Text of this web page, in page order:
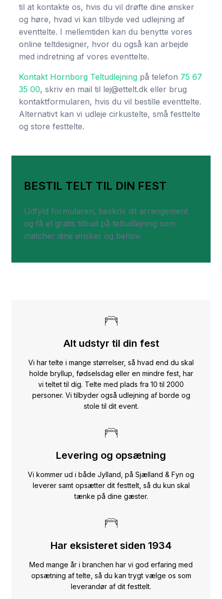
til at kontakte os, hvis du vil drøfte dine ønsker
og høre, hvad vi kan tilbyde ved udlejning af
eventtelte. I mellemtiden kan du benytte vores
online teltdesigner, hvor du også kan arbejde
med indretning af vores eventtelte.
Kontakt Hornborg Teltudlejning på telefon 75 67
35 00, skriv en mail til lej@ettelt.dk eller brug
kontaktformularen, hvis du vil bestille eventtelte.
Alternativt kan vi udleje cirkustelte, små festtelte
og store festtelte.
BESTIL TELT TIL DIN FEST
Udfyld formularen, beskriv dit arrangement
og få et gratis tilbud på teltudlejning som
matcher dine ønsker og behov.
Alt udstyr til din fest
Vi har telte i mange størrelser, så hvad end du skal
holde bryllup, fødselsdag eller en mindre fest, har
vi teltet til dig. Telte med plads fra 10 til 2000
personer. Vi tilbyder også udlejning af borde og
stole til dit event.
Levering og opsætning
Vi kommer ud i både Jylland, på Sjælland & Fyn og
leverer samt opsætter dit festtelt, så du kun skal
tænke på dine gæster.
Har eksisteret siden 1934
Med mange år i branchen har vi god erfaring med
opsætning af telte, så du kan trygt vælge os som
leverandør af dit festtelt.